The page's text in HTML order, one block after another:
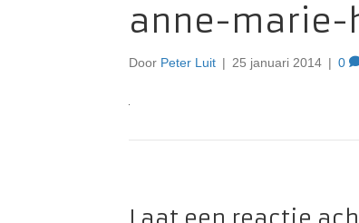
anne-marie-
Door Peter Luit | 25 januari 2014 | 0